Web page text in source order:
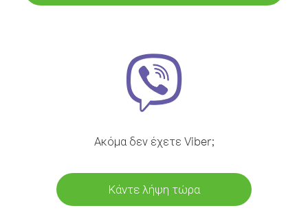
Ακόμα δεν έχετε Viber;
Κάντε λήψη τώρα